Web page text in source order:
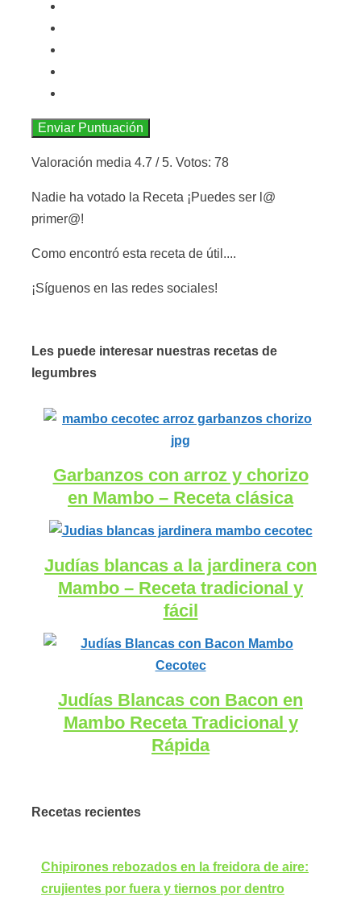
Enviar Puntuación
Valoración media 4.7 / 5. Votos: 78
Nadie ha votado la Receta ¡Puedes ser l@
primer@!
Como encontró esta receta de útil....
¡Síguenos en las redes sociales!
Les puede interesar nuestras recetas de
legumbres
Garbanzos con arroz y chorizo
en Mambo – Receta clásica
Judías blancas a la jardinera con
Mambo – Receta tradicional y
fácil
Judías Blancas con Bacon en
Mambo Receta Tradicional y
Rápida
Recetas recientes
Chipirones rebozados en la freidora de aire:
crujientes por fuera y tiernos por dentro